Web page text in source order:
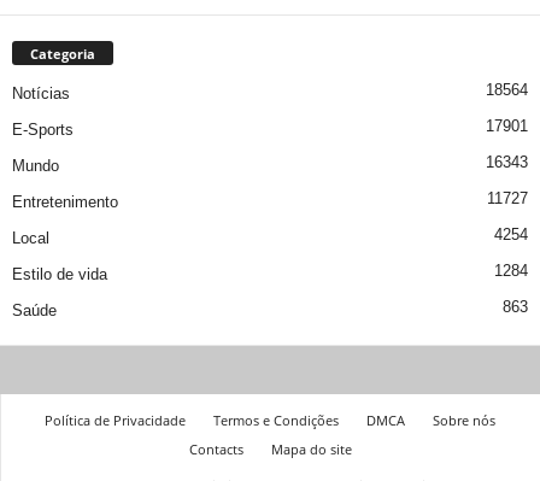
Categoria
Notícias 18564
E-Sports 17901
Mundo 16343
Entretenimento 11727
Local 4254
Estilo de vida 1284
Saúde 863
Política de Privacidade Termos e Condições DMCA
Sobre nós
Contacts
Mapa do site